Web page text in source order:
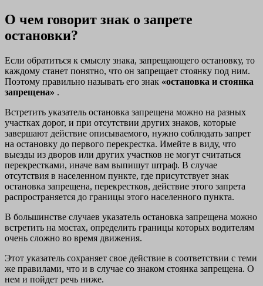
О чем говорит знак о запрете
остановки?
Если обратиться к смыслу знака, запрещающего остановку, то
каждому станет понятно, что он запрещает стоянку под ним.
Поэтому правильно называть его знак «остановка и стоянка
запрещена» .
Встретить указатель остановка запрещена можно на разных
участках дорог, и при отсутствии других знаков, которые
завершают действие описываемого, нужно соблюдать запрет
на остановку до первого перекрестка. Имейте в виду, что
выезды из дворов или других участков не могут считаться
перекрестками, иначе вам выпишут штраф. В случае
отсутствия в населенном пункте, где присутствует знак
остановка запрещена, перекрестков, действие этого запрета
распространяется до границы этого населенного пункта.
В большинстве случаев указатель остановка запрещена можно
встретить на мостах, определить границы которых водителям
очень сложно во время движения.
Этот указатель сохраняет свое действие в соответствии с теми
же правилами, что и в случае со знаком стоянка запрещена. О
нем и пойдет речь ниже.